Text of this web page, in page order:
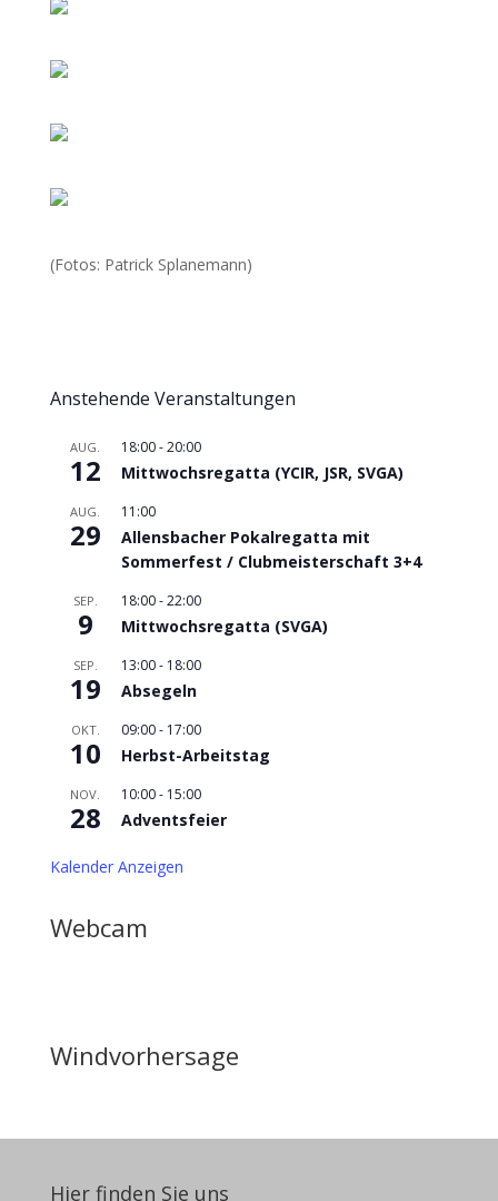
(Fotos: Patrick Splanemann)
Anstehende Veranstaltungen
AUG.
12
18:00-20:00
Mittwochsregatta (YCIR, JSR, SVGA)
AUG.
29
11:00
Allensbacher Pokalregatta mit
Sommerfest / Clubmeisterschaft 3+4
SEP.
9
18:00-22:00
Mittwochsregatta (SVGA)
SEP.
19
13:00- 18:00
Absegeln
OKT.
10
09:00- 17:00
Herbst-Arbeitstag
NOV.
28
10:00- 15:00
Adventsfeier
Kalender Anzeigen
Webcam
Windvorhersage
Hier finden Sie uns